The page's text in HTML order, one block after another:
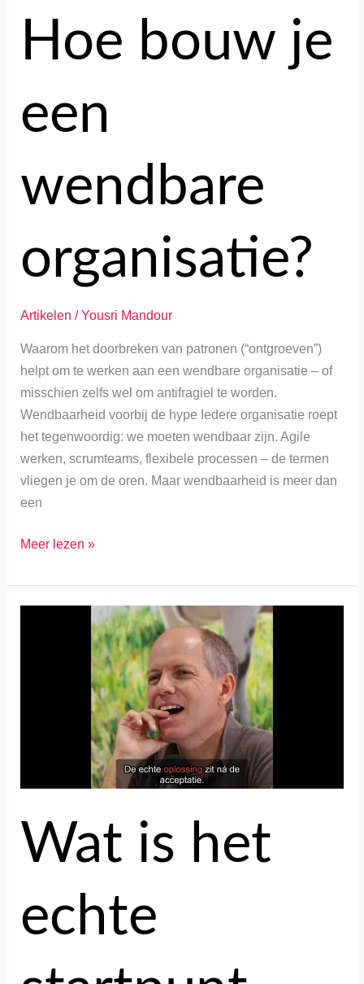
Hoe bouw je
een
wendbare
organisatie?
Artikelen / Yousri Mandour
Waarom het doorbreken van patronen (“ontgroeven”)
helpt om te werken aan een wendbare organisatie – of
misschien zelfs wel om antifragiel te worden.
Wendbaarheid voorbij de hype Iedere organisatie roept
het tegenwoordig: we moeten wendbaar zijn. Agile
werken, scrumteams, flexibele processen – de termen
vliegen je om de oren. Maar wendbaarheid is meer dan
een
Meer lezen »
Wat is het
echte
verandering,
of